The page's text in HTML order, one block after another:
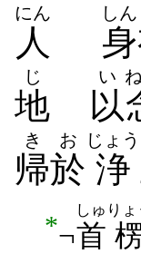
人
にん
身
しん
地
じ
以
い
帰
き
於
お
浄
じょう
*¬首
しゅ りょ